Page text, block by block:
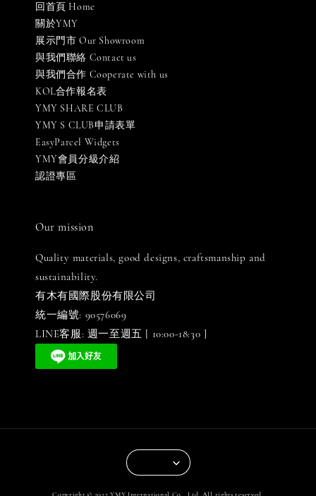
回首頁 Home
關於YMY
展示門市 Our Showroom
與我們聯絡 Contact us
與我們合作 Cooperate with us
KOL合作報名表
YMY SHARE CLUB
YMY S CLUB申請表單
EasyParcel Widgets
YMY會員分級介紹
認證專區
Our mission
Quality materials, good designs, craftsmanship and
sustainability.
有木有國際股份有限公司
統一編號: 90576069
LINE客服: 週一至週五 [ 10:00-18:30 ]